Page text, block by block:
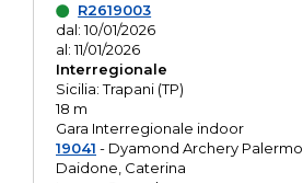
R2619003
dal: 10/01/2026
al: 11/01/2026
Interregionale
Sicilia: Trapani (TP)
18 m
Gara Interregionale indoor
19041 - Dyamond Archery Palermo
Daidone, Caterina